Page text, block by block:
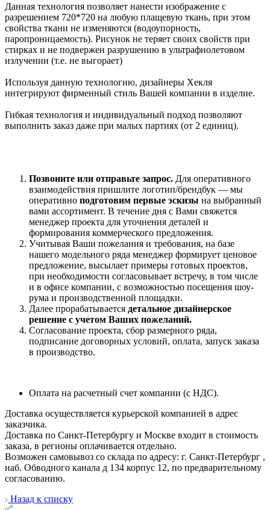
Данная технология позволяет нанести изображение с
разрешением 720*720 на любую плащевую ткань, при этом
свойства ткани не изменяются (водоупорность,
паропроницаемость). Рисунок не теряет своих свойств при
стирках и не подвержен разрушению в ультрафиолетовом
излучении (т.е. не выгорает)
Используя данную технологию, дизайнеры Хекля
интегрируют фирменный стиль Вашей компании в изделие.
Гибкая технология и индивидуальный подход позволяют
выполнить заказ даже при малых партиях (от 2 единиц).
Позвоните или отправьте запрос. Для оперативного
взаимодействия пришлите логотип/брендбук — мы
оперативно подготовим первые эскизы на выбранный
вами ассортимент. В течение дня с Вами свяжется
менеджер проекта для уточнения деталей и
формирования коммерческого предложения.
Учитывая Ваши пожелания и требования, на базе
нашего модельного ряда менеджер формирует ценовое
предложение, высылает примеры готовых проектов,
при необходимости согласовывает встречу, в том числе
и в офисе компании, с возможностью посещения шоу-
рума и производственной площадки.
Далее прорабатывается детальное дизайнерское
решение с учетом Ваших пожеланий.
Согласование проекта, сбор размерного ряда,
подписание договорных условий, оплата, запуск заказа
в производство.
Оплата на расчетный счет компании (с НДС).
Доставка осуществляется курьерской компанией в адрес
заказчика.
Доставка по Санкт-Петербургу и Москве входит в стоимость
заказа, в регионы оплачивается отдельно.
Возможен самовывоз со склада по адресу: г. Санкт-Петербург ,
наб. Обводного канала д 134 корпус 12, по предварительному
согласованию.
Назад к списку